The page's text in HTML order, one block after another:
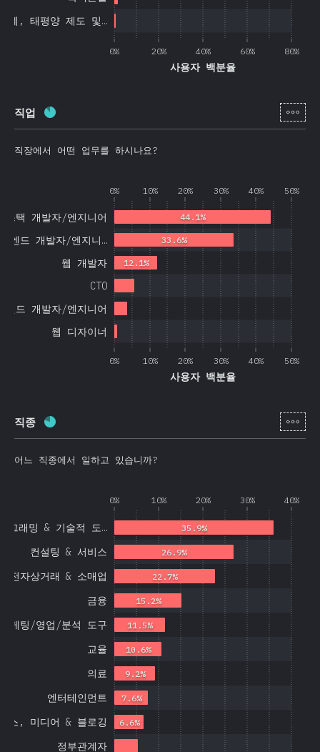
0% 20% 40% 60% 80%
사용자 백분율
계, 태평양 제도 및…
직업 완료율: [ko-
직장에서 어떤 업무를 하시나요?
0% 10% 20% 30% 40% 50%
0% 10% 20% 30% 40% 50%
사용자 백분율
웹 디자이너
엔드 개발자/엔지니어
CTO
웹 개발자
엔드 개발자/엔지니…
스택 개발자/엔지니어
12.1%
33.6%
44.1%
직종 완료율: [ko-
어느 직종에서 일하고 있습니까?
0% 10% 20% 30% 40%
정부관계자
스, 미디어 & 블로깅
엔터테인먼트
의료
교율
마케팅/영업/분석 도구
금융
전자상거래 & 소매업
컨설팅 & 서비스
그래밍 & 기술적 도…
6.6%
7.6%
9.2%
10.6%
11.5%
15.2%
22.7%
26.9%
35.9%